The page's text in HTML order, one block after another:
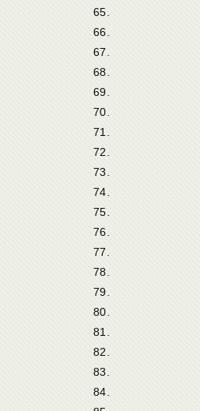
65.
66.
67.
68.
69.
70.
71.
72.
73.
74.
75.
76.
77.
78.
79.
80.
81.
82.
83.
84.